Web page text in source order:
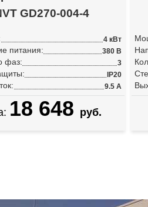
GD270-004-4
4 кВт
питания: 380 В
фаз: 3
IP20
9.5 А
18 648 руб.